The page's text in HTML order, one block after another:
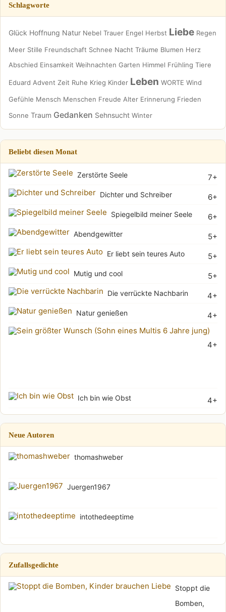
Schlagworte
Glück Hoffnung Natur Nebel Trauer Engel Herbst Liebe Regen
Meer Stille Freundschaft Schnee Nacht Träume Blumen Herz
Abschied Einsamkeit Weihnachten Garten Himmel Frühling Tiere
Eduard Advent Zeit Ruhe Krieg Kinder Leben WORTE Wind
Gefühle Mensch Menschen Freude Alter Erinnerung Frieden
Sonne Traum Gedanken Sehnsucht Winter
Beliebt diesen Monat
7+
Zerstörte Seele
6+
Dichter und Schreiber
6+
Spiegelbild meiner Seele
5+
Abendgewitter
5+
Er liebt sein teures Auto
5+
Mutig und cool
4+
Die verrückte Nachbarin
4+
Natur genießen
4+
4+
Ich bin wie Obst
Neue Autoren
thomashweber
Juergen1967
intothedeeptime
Zufallsgedichte
Stoppt die
Bomben,